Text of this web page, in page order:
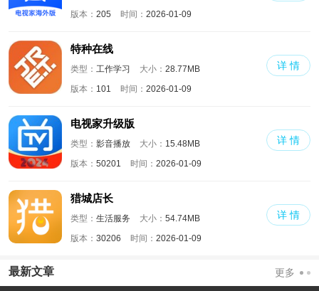
版本： 205 时间： 2026-01-09
特种在线
类型： 工作学习 大小： 28.77MB
版本： 101 时间： 2026-01-09
详 情
电视家升级版
类型： 影音播放 大小： 15.48MB
版本： 50201 时间： 2026-01-09
详 情
猎城店长
类型： 生活服务 大小： 54.74MB
版本： 30206 时间： 2026-01-09
详 情
最新文章 更多